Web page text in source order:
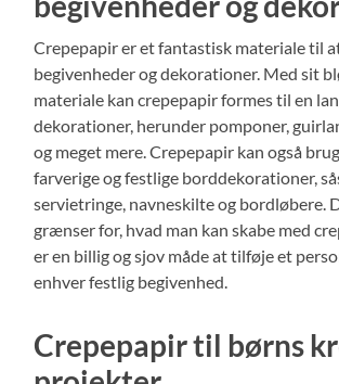
Crepepapir er et fantastisk materiale til
begivenheder og dekorationer. Med sit
materiale kan crepepapir formes til en
dekorationer, herunder pomponer,
og meget mere. Crepepapir kan også
farverige og festlige borddekorationer,
servietringe, navneskilte og bordløbere.
grænser for, hvad man kan skabe med
er en billig og sjov måde at tilføje et
enhver festlig begivenhed.
Crepepapir til børns